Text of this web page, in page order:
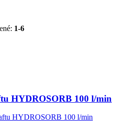
1-6
HYDROSORB 100 l/min